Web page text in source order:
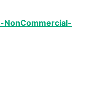
NonCommercial-